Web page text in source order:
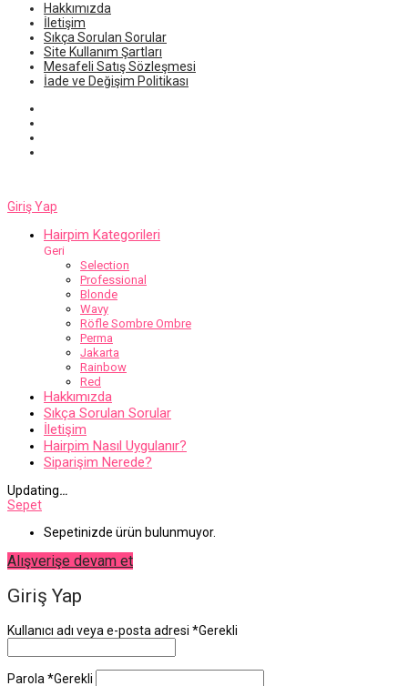
Hakkımızda
İletişim
Sıkça Sorulan Sorular
Site Kullanım Şartları
Mesafeli Satış Sözleşmesi
İade ve Değişim Politikası
Giriş Yap
Hairpim Kategorileri
Geri
Selection
Professional
Blonde
Wavy
Röfle Sombre Ombre
Perma
Jakarta
Rainbow
Red
Hakkımızda
Sıkça Sorulan Sorular
İletişim
Hairpim Nasıl Uygulanır?
Siparişim Nerede?
Updating…
Sepet
Sepetinizde ürün bulunmuyor.
Alışverişe devam et
Giriş Yap
Kullanıcı adı veya e-posta adresi *Gerekli
Parola *Gerekli